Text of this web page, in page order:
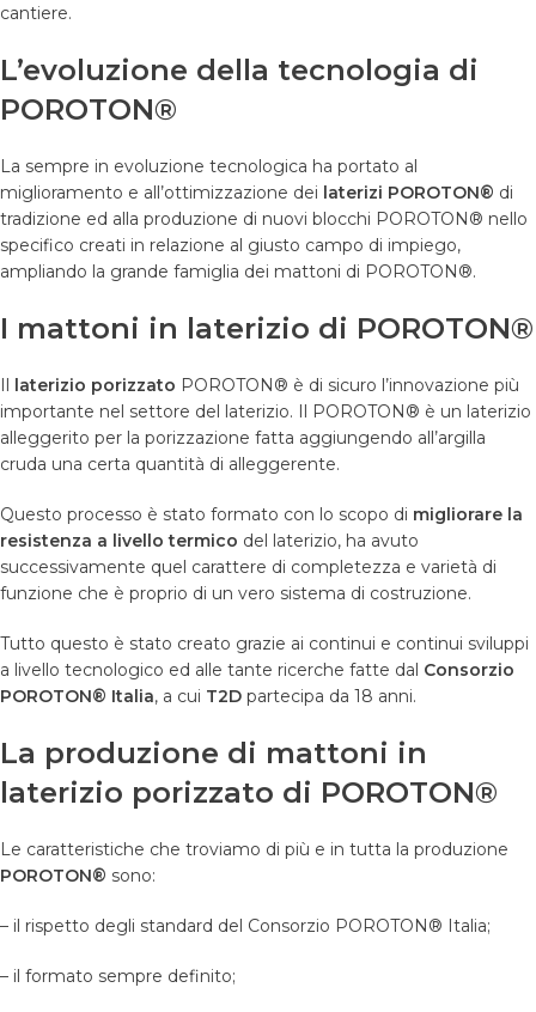
cantiere.
L’evoluzione della tecnologia di
POROTON®
La sempre in evoluzione tecnologica ha portato al
miglioramento e all’ottimizzazione dei laterizi POROTON® di
tradizione ed alla produzione di nuovi blocchi POROTON® nello
specifico creati in relazione al giusto campo di impiego,
ampliando la grande famiglia dei mattoni di POROTON®.
I mattoni in laterizio di POROTON®
Il laterizio porizzato POROTON® è di sicuro l’innovazione più
importante nel settore del laterizio. Il POROTON® è un laterizio
alleggerito per la porizzazione fatta aggiungendo all’argilla
cruda una certa quantità di alleggerente.
Questo processo è stato formato con lo scopo di migliorare la
resistenza a livello termico del laterizio, ha avuto
successivamente quel carattere di completezza e varietà di
funzione che è proprio di un vero sistema di costruzione.
Tutto questo è stato creato grazie ai continui e continui sviluppi
a livello tecnologico ed alle tante ricerche fatte dal Consorzio
POROTON® Italia, a cui T2D partecipa da 18 anni.
La produzione di mattoni in
laterizio porizzato di POROTON®
Le caratteristiche che troviamo di più e in tutta la produzione
POROTON® sono:
– il rispetto degli standard del Consorzio POROTON® Italia;
– il formato sempre definito;